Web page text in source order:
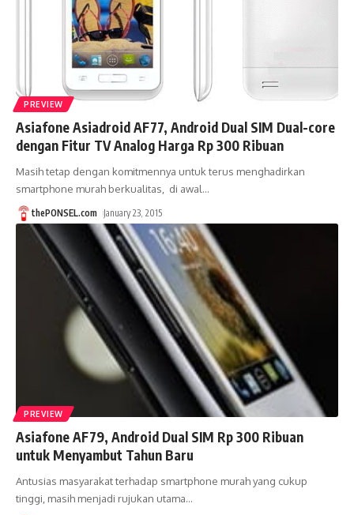
PREVIEW
Asiafone Asiadroid AF77, Android Dual SIM Dual-core
dengan Fitur TV Analog Harga Rp 300 Ribuan
Masih tetap dengan komitmennya untuk terus menghadirkan
smartphone murah berkualitas, di awal…
thePONSEL.com January 23, 2015
PREVIEW
Asiafone AF79, Android Dual SIM Rp 300 Ribuan
untuk Menyambut Tahun Baru
Antusias masyarakat terhadap smartphone murah yang cukup
tinggi, masih menjadi rujukan utama…